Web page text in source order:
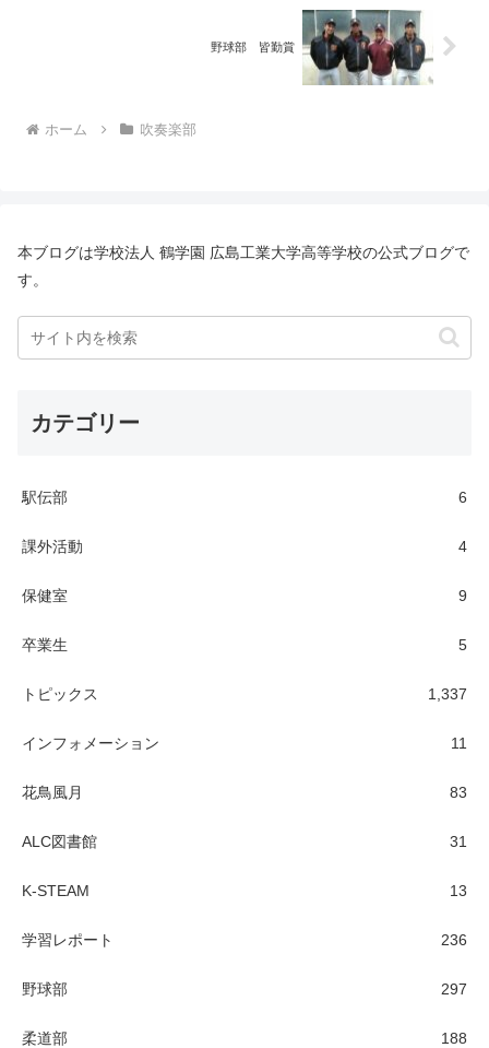
野球部 皆勤賞
ホーム 吹奏楽部
本ブログは学校法人 鶴学園 広島工業大学高等学校の公式ブログで
す。
カテゴリー
駅伝部 6
課外活動 4
保健室 9
卒業生 5
トピックス 1,337
インフォメーション 11
花鳥風月 83
ALC図書館 31
K-STEAM 13
学習レポート 236
野球部 297
柔道部 188